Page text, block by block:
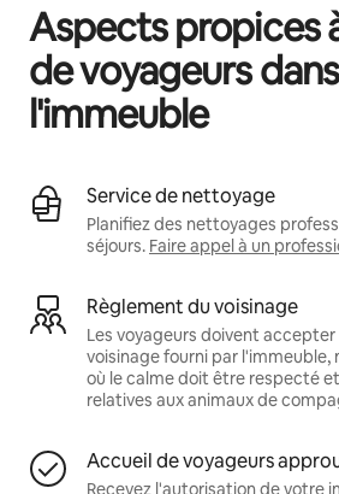
Aspects propices
de voyageurs dans
l'immeuble
Service de nettoyage
Planifiez des nettoyages
séjours. Faire appel à un
Règlement du voisinage
Les voyageurs doivent
voisinage fourni par l'immeuble,
où le calme doit être respecté
relatives aux animaux de
Accueil de voyageurs
Recevez l'autorisation de votre